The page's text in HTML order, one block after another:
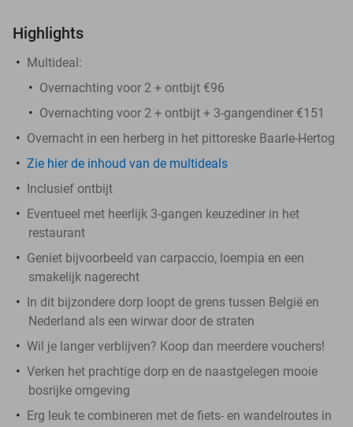
Highlights
Multideal:
Overnachting voor 2 + ontbijt €96
Overnachting voor 2 + ontbijt + 3-gangendiner €151
Overnacht in een herberg in het pittoreske Baarle-Hertog
Zie hier de inhoud van de multideals
Inclusief ontbijt
Eventueel met heerlijk 3-gangen keuzediner in het
restaurant
Geniet bijvoorbeeld van carpaccio, loempia en een
smakelijk nagerecht
In dit bijzondere dorp loopt de grens tussen België en
Nederland als een wirwar door de straten
Wil je langer verblijven? Koop dan meerdere vouchers!
Verken het prachtige dorp en de naastgelegen mooie
bosrijke omgeving
Erg leuk te combineren met de fiets- en wandelroutes in